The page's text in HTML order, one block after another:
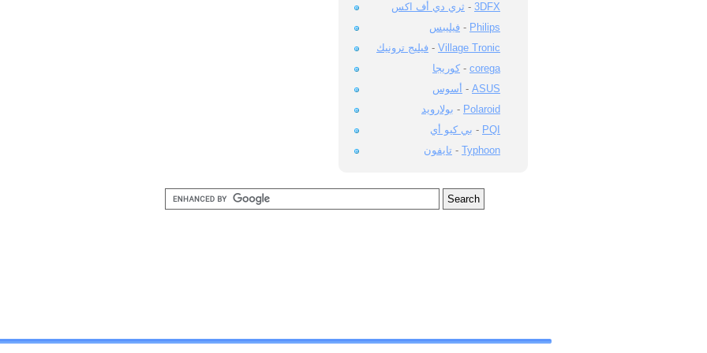
3DFX
- ثري دي أف اكس
Philips
- فيليبس
Village Tronic
- فيليج ترونيك
corega
- كوريجا
ASUS
- أسوس
Polaroid
- بولارويد
PQI
- بي كيو أي
Typhoon
- تايفون